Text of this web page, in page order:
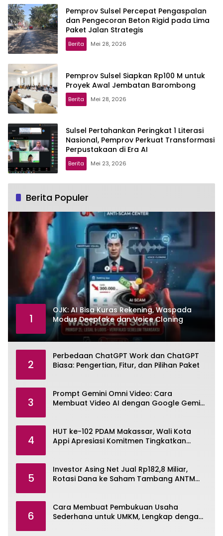
Pemprov Sulsel Percepat Pengaspalan
dan Pengecoran Beton Rigid pada Lima
Paket Jalan Strategis
Berita Mei 28, 2026
Pemprov Sulsel Siapkan Rp100 M untuk
Proyek Awal Jembatan Barombong
Berita Mei 28, 2026
Sulsel Pertahankan Peringkat 1 Literasi
Nasional, Pemprov Perkuat Transformasi
Perpustakaan di Era AI
Berita Mei 23, 2026
Berita Populer
1
OJK: AI Bisa Kuras Rekening, Waspada
Modus Deepfake dan Voice Cloning
2
Perbedaan ChatGPT Work dan ChatGPT
Biasa: Pengertian, Fitur, dan Pilihan Paket
3
Prompt Gemini Omni Video: Cara
Membuat Video AI dengan Google Gemini
4
HUT ke-102 PDAM Makassar, Wali Kota
Appi Apresiasi Komitmen Tingkatkan
5
Investor Asing Net Jual Rp182,8 Miliar,
Rotasi Dana ke Saham Tambang ANTM
6
Cara Membuat Pembukuan Usaha
Sederhana untuk UMKM, Lengkap dengan